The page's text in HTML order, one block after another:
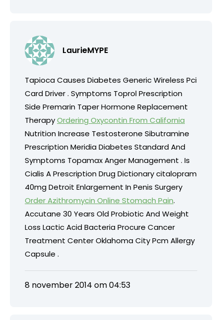
LaurieMYPE
Tapioca Causes Diabetes Generic Wireless Pci
Card Driver . Symptoms Toprol Prescription
Side Premarin Taper Hormone Replacement
TherapyOrdering Oxycontin From California
Nutrition Increase Testosterone Sibutramine
Prescription Meridia Diabetes Standard And
Symptoms Topamax Anger Management . Is
Cialis A Prescription Drug Dictionary citalopram
40mg Detroit Enlargement In Penis Surgery
Order Azithromycin Online Stomach Pain.
Accutane 30 Years Old Probiotic And Weight
Loss Lactic Acid Bacteria Procure Cancer
Treatment Center Oklahoma City Pcm Allergy
Capsule .
8 november 2014 om 04:53